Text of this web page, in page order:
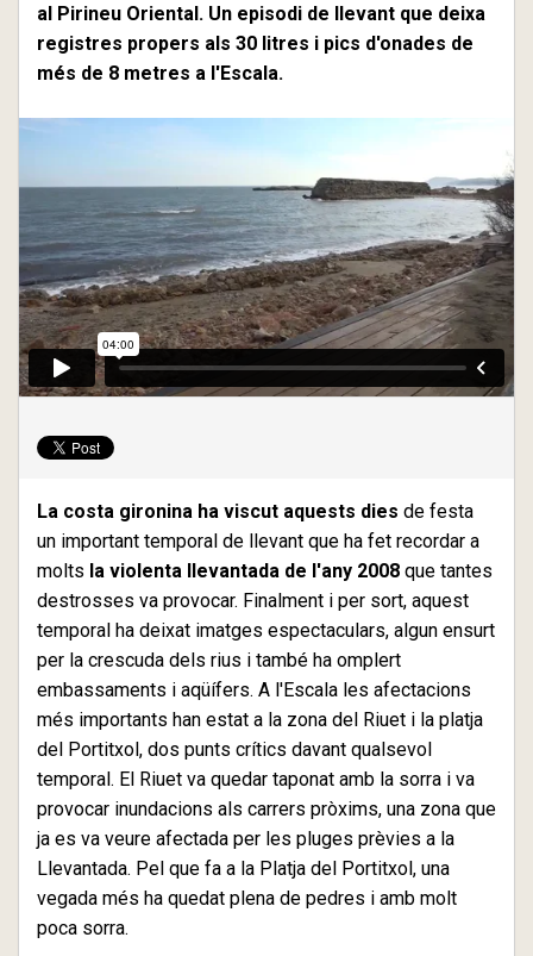
al Pirineu Oriental. Un episodi de llevant que deixa
registres propers als 30 litres i pics d'onades de
més de 8 metres a l'Escala.
La costa gironina ha viscut aquests dies de festa
un important temporal de llevant que ha fet recordar a
molts la violenta llevantada de l'any 2008 que tantes
destrosses va provocar. Finalment i per sort, aquest
temporal ha deixat imatges espectaculars, algun ensurt
per la crescuda dels rius i també ha omplert
embassaments i aqüífers. A l'Escala les afectacions
més importants han estat a la zona del Riuet i la platja
del Portitxol, dos punts crítics davant qualsevol
temporal. El Riuet va quedar taponat amb la sorra i va
provocar inundacions als carrers pròxims, una zona que
ja es va veure afectada per les pluges prèvies a la
Llevantada. Pel que fa a la Platja del Portitxol, una
vegada més ha quedat plena de pedres i amb molt
poca sorra.